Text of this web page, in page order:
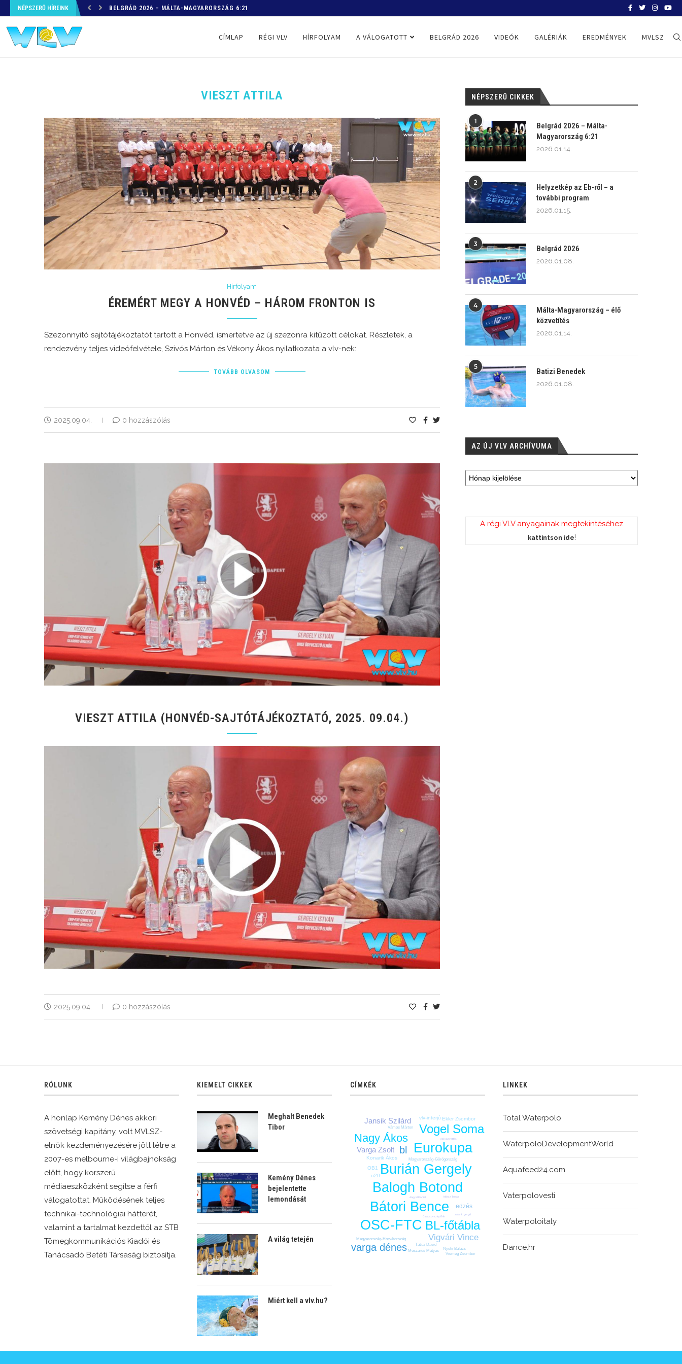
NÉPSZERŰ HÍREINK HELYZETKÉP AZ EB-RŐL – A TOVÁBBI PROGRAM
CÍMLAP RÉGI VLV HÍRFOLYAM A VÁLOGATOTT BELGRÁD 2026 VIDEÓK GALÉRIÁK EREDMÉNYEK MVLSZ
VIESZT ATTILA
Hírfolyam
ÉREMÉRT MEGY A HONVÉD – HÁROM FRONTON IS
Szezonnyitó sajtótájékoztatót tartott a Honvéd, ismertetve az új szezonra kitűzött célokat. Részletek, a
rendezvény teljes videófelvétele, Szivós Márton és Vékony Ákos nyilatkozata a vlv-nek:
TOVÁBB OLVASOM
2025.09.04. 0 hozzászólás
VIESZT ATTILA (HONVÉD-SAJTÓTÁJÉKOZTATÓ, 2025. 09.04.)
2025.09.04. 0 hozzászólás
NÉPSZERŰ CIKKEK
1
Belgrád 2026 – Málta-
Magyarország 6:21
2026.01.14.
2
Helyzetkép az Eb-ről – a
további program
2026.01.15.
3
Belgrád 2026
2026.01.08.
4
Málta-Magyarország – élő
közvetítés
2026.01.14.
5
Batizi Benedek
2026.01.08.
AZ ÚJ VLV ARCHÍVUMA
A régi VLV anyagainak megtekintéséhez
kattintson ide!
RÓLUNK
A honlap Kemény Dénes akkori
szövetségi kapitány, volt MVLSZ-
elnök kezdeményezésére jött létre a
2007-es melbourne-i világbajnokság
előtt, hogy korszerű
médiaeszközként segítse a férfi
válogatottat. Működésének teljes
technikai-technológiai hátterét,
valamint a tartalmat kezdettől az STB
Tömegkommunikációs Kiadói és
Tanácsadó Betéti Társaság biztosítja.
KIEMELT CIKKEK
Meghalt Benedek
Tibor
Kemény Dénes
bejelentette
lemondását
A világ tetején
Miért kell a vlv.hu?
CÍMKÉK
Balogh Botond
Burián Gergely
Bátori Bence
Eurokupa
OSC-FTC BL-főtábla
Vogel Soma
Nagy Ákos
bl
varga dénes
Vigvári Vince
Jansik Szilárd
Varga Zsolt
edzés
Ekler Zsombor
Konarik Ákos
OB1
u20
vlv-interjú
Magyarország-Görögország
Magyarország-Horvátország
Mészáros Mátyás Nyéki Balázs
Tátrai Dávid
Vismeg Zsombor
Vámos Márton
Angyal Dániel
Csacsovszky Erik
Märcz Tamás
zalánki gergő
élő közvetítés
LINKEK
Total Waterpolo
WaterpoloDevelopmentWorld
Aquafeed24.com
Vaterpolovesti
Waterpoloitaly
Dance.hr